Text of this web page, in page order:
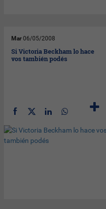
Mar 06/05/2008
Si Victoria Beckham lo hace
vos también podés